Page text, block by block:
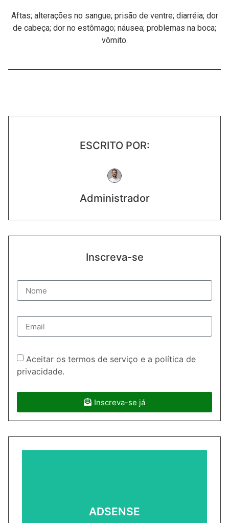
Aftas; alterações no sangue; prisão de ventre; diarréia; dor
de cabeça; dor no estômago; náusea; problemas na boca;
vômito.
ESCRITO POR:
Administrador
Inscreva-se
Aceitar os termos de serviço e a política de
privacidade.
Inscreva-se já
ADSENSE
ADSENSE2